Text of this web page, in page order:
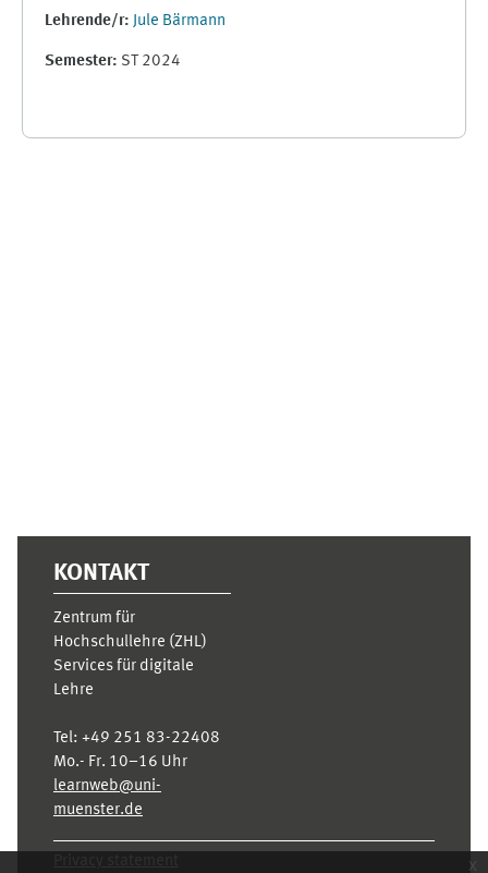
x
Lehrende/r: Jule Bärmann
Semester: ST 2024
KONTAKT
Zentrum für
Hochschullehre (ZHL)
Services für digitale
Lehre
Tel: +49 251 83-22408
Mo.- Fr. 10–16 Uhr
learnweb@uni-
muenster.de